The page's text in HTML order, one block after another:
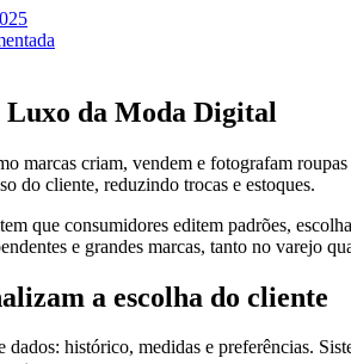
Luxo da Moda Digital
marcas criam, vendem e fotografam
do cliente, reduzindo trocas e estoques.
que consumidores editem padrões,
e grandes marcas, tanto no varejo
a escolha do cliente
histórico, medidas e preferências.